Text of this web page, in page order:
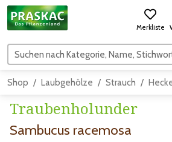
Merkliste
Shop Laubgehölze Strauch
Traubenholunder
Sambucus racemosa